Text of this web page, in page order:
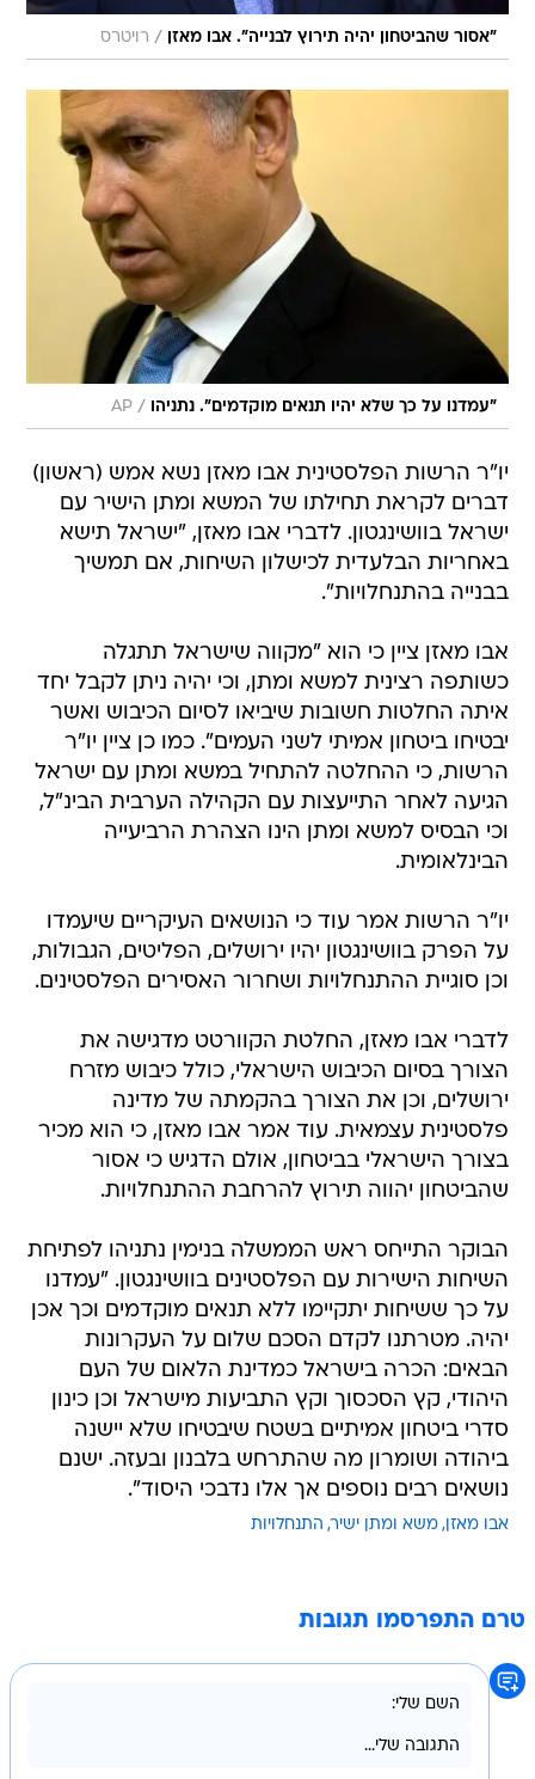
"אסור שהביטחון יהיה תירוץ לבנייה". אבו מאזן / רויטרס
"עמדנו על כך שלא יהיו תנאים מוקדמים". נתניהו /
AP
יו"ר הרשות הפלסטינית אבו מאזן נשא אמש (ראשון)
דברים לקראת תחילתו של המשא ומתן הישיר עם
ישראל בוושינגטון. לדברי אבו מאזן, "ישראל תישא
באחריות הבלעדית לכישלון השיחות, אם תמשיך
בבנייה בהתנחלויות".
אבו מאזן ציין כי הוא "מקווה שישראל תתגלה
כשותפה רצינית למשא ומתן, וכי יהיה ניתן לקבל יחד
איתה החלטות חשובות שיביאו לסיום הכיבוש ואשר
יבטיחו ביטחון אמיתי לשני העמים". כמו כן ציין יו"ר
הרשות, כי ההחלטה להתחיל במשא ומתן עם ישראל
הגיעה לאחר התייעצות עם הקהילה הערבית הבינ"ל,
וכי הבסיס למשא ומתן הינו הצהרת הרביעייה
הבינלאומית.
יו"ר הרשות אמר עוד כי הנושאים העיקריים שיעמדו
על הפרק בוושינגטון יהיו ירושלים, הפליטים, הגבולות,
וכן סוגיית ההתנחלויות ושחרור האסירים הפלסטינים.
לדברי אבו מאזן, החלטת הקוורטט מדגישה את
הצורך בסיום הכיבוש הישראלי, כולל כיבוש מזרח
ירושלים, וכן את הצורך בהקמתה של מדינה
פלסטינית עצמאית. עוד אמר אבו מאזן, כי הוא מכיר
בצורך הישראלי בביטחון, אולם הדגיש כי אסור
שהביטחון יהווה תירוץ להרחבת ההתנחלויות.
הבוקר התייחס ראש הממשלה בנימין נתניהו לפתיחת
השיחות הישירות עם הפלסטינים בוושינגטון. "עמדנו
על כך ששיחות יתקיימו ללא תנאים מוקדמים וכך אכן
יהיה. מטרתנו לקדם הסכם שלום על העקרונות
הבאים: הכרה בישראל כמדינת הלאום של העם
היהודי, קץ הסכסוך וקץ התביעות מישראל וכן כינון
סדרי ביטחון אמיתיים בשטח שיבטיחו שלא יישנה
ביהודה ושומרון מה שהתרחש בלבנון ובעזה. ישנם
נושאים רבים נוספים אך אלו נדבכי היסוד".
אבו מאזן משא ומתן ישיר התנחלויות
טרם התפרסמו תגובות